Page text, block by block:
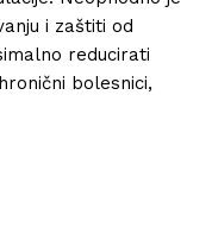
i zaštiti od
reducirati
bolesnici,